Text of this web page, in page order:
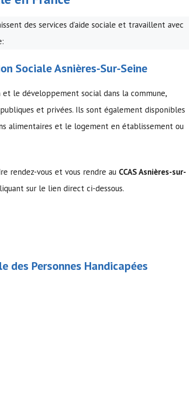
des services d’aide sociale et travaillent avec
SocialeAsnières-Sur-Seine
le développement social dans la commune,
et privées. Ils sont également disponibles
alimentaires et le logement en établissement ou
rendez-vous et vous rendre au CCAS Asnières-sur-
sur le lien direct ci-dessous.
des Personnes Handicapées